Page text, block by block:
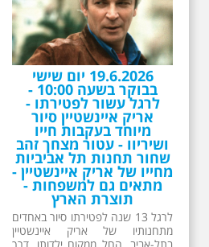
מחייו של אריק איינשטיין -
מתאים גם למשפחות -
תוצרת הארץ
לרגל 13 שנה לפטירתו סיור באחדים
מתחנותיו של אריק איינשטיין
בתל-אביב. החל ממקום ילדותו, דרך
המקומות שהזכיר בשיריו. מקום
עליהם חלם והתגעגע. נתחיל מבית
הולדתו ברחוב גורדון. נשמע אחדים
משיריו של אריק איינשטיין ונסיים את
הסיור ליד קברו בבית הקברות
טרומפלדור. תוצרת הארץ